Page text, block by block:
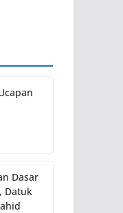
Dasar
Datuk